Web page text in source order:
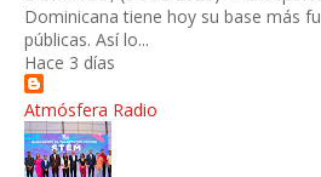
Dominicana tiene hoy su base más
públicas. Así lo...
Hace 3 días
Atmósfera Radio